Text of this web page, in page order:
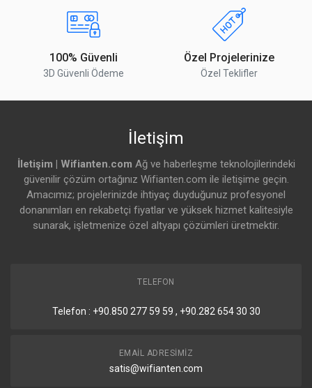
100% Güvenli
3D Güvenli Ödeme
Özel Projelerinize
Özel Teklifler
İletişim
İletişim | Wifianten.com Ağ ve haberleşme teknolojilerindeki
güvenilir çözüm ortağınız Wifianten.com ile iletişime geçin.
Amacımız; projelerinizde ihtiyaç duyduğunuz profesyonel
donanımları en rekabetçi fiyatlar ve yüksek hizmet kalitesiyle
sunarak, işletmenize özel altyapı çözümleri üretmektir.
TELEFON
Telefon : +90.850 277 59 59 , +90.282 654 30 30
EMAIL ADRESIMIZ
satis@wifianten.com